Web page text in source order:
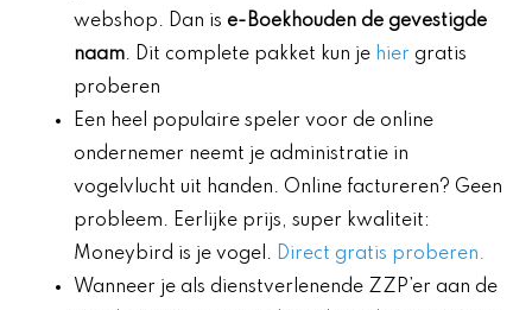
webshop. Dan is e-Boekhouden de gevestigde
naam. Dit complete pakket kun je hier gratis
proberen
Een heel populaire speler voor de online
ondernemer neemt je administratie in
vogelvlucht uit handen. Online factureren? Geen
probleem. Eerlijke prijs, super kwaliteit:
Moneybird is je vogel. Direct gratis proberen.
Wanneer je als dienstverlenende ZZP’er aan de